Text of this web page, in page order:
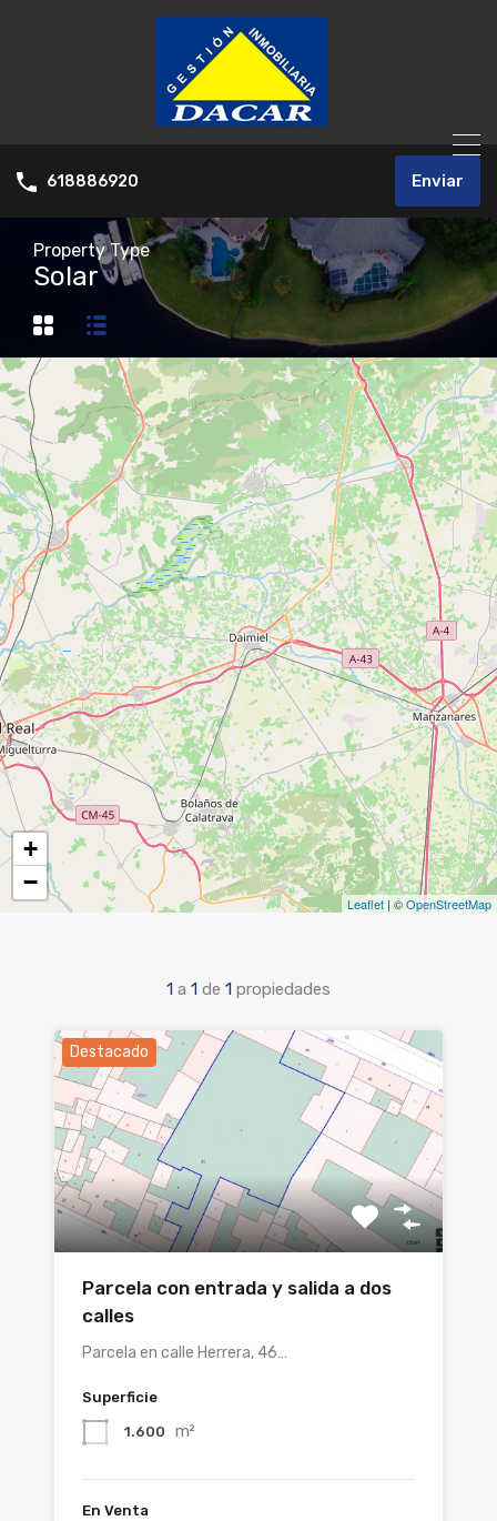
618886920 Enviar
Property Type
Solar
+
−
Leaflet | ©OpenStreetMap
1 a 1 de 1 propiedades
Destacado
Parcela con entrada y salida a dos
calles
Parcela en calle Herrera, 46…
Superficie
1.600 m²
En Venta